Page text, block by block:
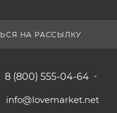
НА РАССЫЛКУ
8 (800) 555-04-64
info@lovemarket.net